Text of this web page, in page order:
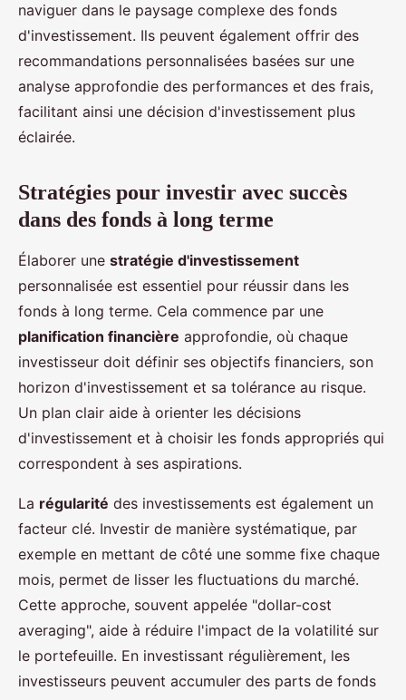
naviguer dans le paysage complexe des fonds
d'investissement. Ils peuvent également offrir des
recommandations personnalisées basées sur une
analyse approfondie des performances et des frais,
facilitant ainsi une décision d'investissement plus
éclairée.
Stratégies pour investir avec succès
dans des fonds à long terme
Élaborer une stratégie d'investissement
personnalisée est essentiel pour réussir dans les
fonds à long terme. Cela commence par une
planification financière approfondie, où chaque
investisseur doit définir ses objectifs financiers, son
horizon d'investissement et sa tolérance au risque.
Un plan clair aide à orienter les décisions
d'investissement et à choisir les fonds appropriés qui
correspondent à ses aspirations.
La régularité des investissements est également un
facteur clé. Investir de manière systématique, par
exemple en mettant de côté une somme fixe chaque
mois, permet de lisser les fluctuations du marché.
Cette approche, souvent appelée "dollar-cost
averaging", aide à réduire l'impact de la volatilité sur
le portefeuille. En investissant régulièrement, les
investisseurs peuvent accumuler des parts de fonds